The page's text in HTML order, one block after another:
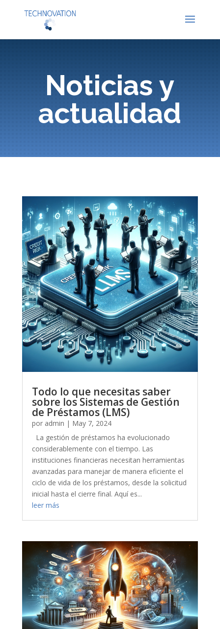
Noticias y
actualidad
Todo lo que necesitas saber
sobre los Sistemas de Gestión
de Préstamos (LMS)
por admin | May 7, 2024
La gestión de préstamos ha evolucionado
considerablemente con el tiempo. Las
instituciones financieras necesitan herramientas
avanzadas para manejar de manera eficiente el
ciclo de vida de los préstamos, desde la solicitud
inicial hasta el cierre final. Aquí es...
leer más